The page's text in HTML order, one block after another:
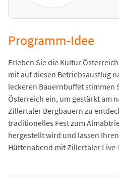
Programm-Idee
Erleben Sie die Kultur
mit auf diesen Betriebsausflug
leckeren Bauernbuffet stimmen
Österreich ein, um gestärkt am
Zillertaler Bergbauern zu
traditionelles Fest zum
hergestellt wird und lassen
Hüttenabend mit Zillertaler